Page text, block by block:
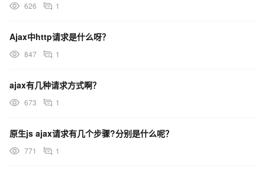
626 1
Ajax中http请求是什么呀？
847 1
ajax有几种请求方式啊？
673 1
原生js ajax请求有几个步骤?分别是什么呢？
771 1